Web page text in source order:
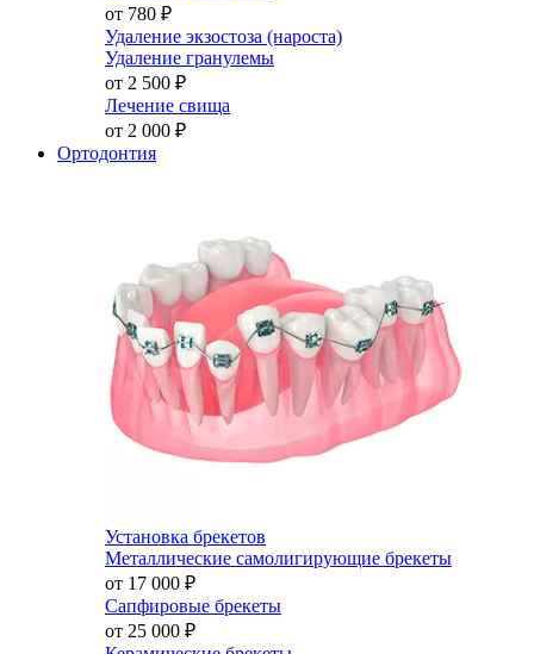
от 780 ₽
Удаление экзостоза (нароста)
Удаление гранулемы
от 2 500 ₽
Лечение свища
от 2 000 ₽
Ортодонтия
Установка брекетов
Металлические самолигирующие брекеты
от 17 000 ₽
Сапфировые брекеты
от 25 000 ₽